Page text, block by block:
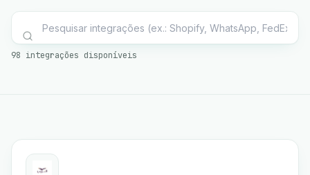
98 integrações disponíveis